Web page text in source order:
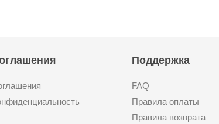
Поддержка
FAQ
Правила оплаты
Правила возврата